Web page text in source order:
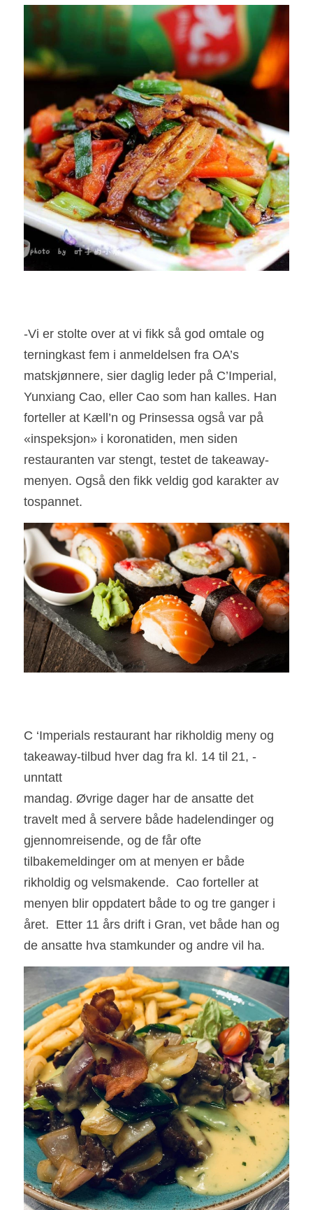
-Vi er stolte over at vi fikk så god omtale og
terningkast fem i anmeldelsen fra OA’s
matskjønnere, sier daglig leder på C’Imperial,
Yunxiang Cao, eller Cao som han kalles. Han
forteller at Kæll’n og Prinsessa også var på
«inspeksjon» i koronatiden, men siden
restauranten var stengt, testet de takeaway-
menyen. Også den fikk veldig god karakter av
tospannet.
C ‘Imperials restaurant har rikholdig meny og
takeaway-tilbud hver dag fra kl. 14 til 21, -
unntatt
mandag. Øvrige dager har de ansatte det
travelt med å servere både hadelendinger og
gjennomreisende, og de får ofte
tilbakemeldinger om at menyen er både
rikholdig og velsmakende.  Cao forteller at
menyen blir oppdatert både to og tre ganger i
året.  Etter 11 års drift i Gran, vet både han og
de ansatte hva stamkunder og andre vil ha.